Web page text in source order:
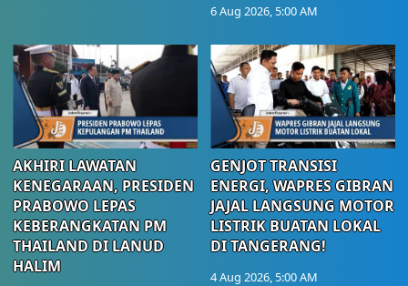
6 Aug 2026, 5:00 AM
AKHIRI LAWATAN
KENEGARAAN, PRESIDEN
PRABOWO LEPAS
KEBERANGKATAN PM
THAILAND DI LANUD
HALIM
GENJOT TRANSISI
ENERGI, WAPRES GIBRAN
JAJAL LANGSUNG MOTOR
LISTRIK BUATAN LOKAL
DI TANGERANG!
4 Aug 2026, 5:00 AM